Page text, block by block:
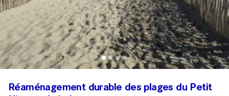
Réaménagement durable des plages du Petit